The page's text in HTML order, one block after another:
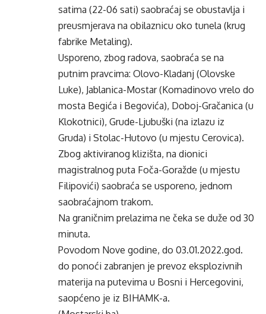
satima (22-06 sati) saobraćaj se obustavlja i
preusmjerava na obilaznicu oko tunela (krug
fabrike Metaling).
Usporeno, zbog radova, saobraća se na
putnim pravcima: Olovo-Kladanj (Olovske
Luke), Jablanica-Mostar (Komadinovo vrelo do
mosta Begića i Begovića), Doboj-Gračanica (u
Klokotnici), Grude-Ljubuški (na izlazu iz
Gruda) i Stolac-Hutovo (u mjestu Cerovica).
Zbog aktiviranog klizišta, na dionici
magistralnog puta Foča-Goražde (u mjestu
Filipovići) saobraća se usporeno, jednom
saobraćajnom trakom.
Na graničnim prelazima ne čeka se duže od 30
minuta.
Povodom Nove godine, do 03.01.2022.god.
do ponoći zabranjen je prevoz eksplozivnih
materija na putevima u Bosni i Hercegovini,
saopćeno je iz BIHAMK-a.